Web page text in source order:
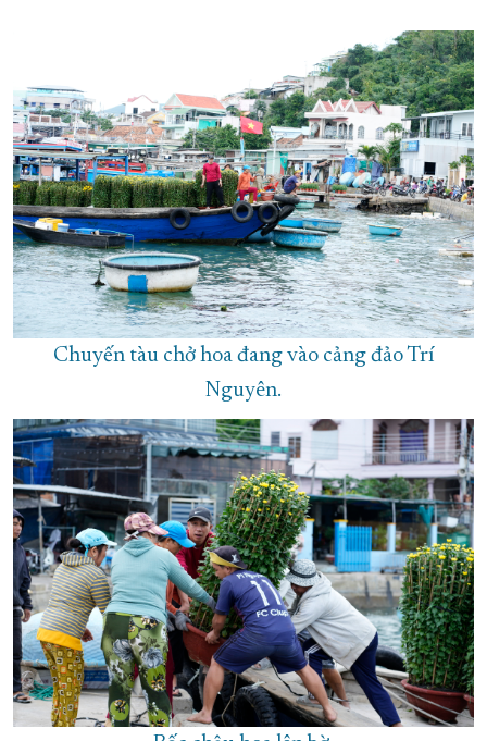
Chuyến tàu chở hoa đang vào cảng đảo Trí
Nguyên.